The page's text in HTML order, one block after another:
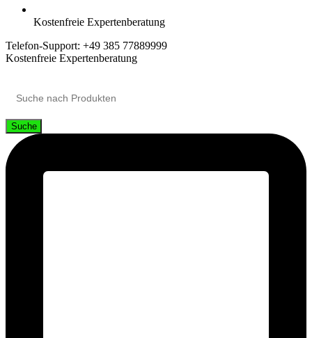
Kostenfreie Expertenberatung
Telefon-Support: +49 385 77889999
Kostenfreie Expertenberatung
Suche